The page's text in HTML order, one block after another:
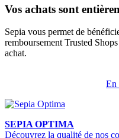
Vos achats sont
Sepia vous permet de
remboursement Trusted
achat.
En
SEPIA OPTIMA
Découvrez la qualité de nos